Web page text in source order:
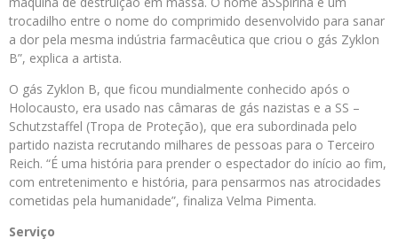
trocadilho entre o nome do comprimido desenvolvido para sanar
a dor pela mesma indústria farmacêutica que criou o gás Zyklon
B”, explica a artista.
O gás Zyklon B, que ficou mundialmente conhecido após o
Holocausto, era usado nas câmaras de gás nazistas e a SS –
Schutzstaffel (Tropa de Proteção), que era subordinada pelo
partido nazista recrutando milhares de pessoas para o Terceiro
Reich. “É uma história para prender o espectador do início ao fim,
com entretenimento e história, para pensarmos nas atrocidades
cometidas pela humanidade”, finaliza Velma Pimenta.
Serviço